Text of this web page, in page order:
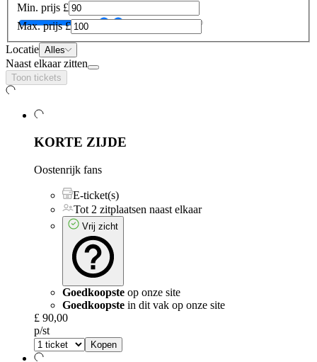
Min. prijs £
Max. prijs £
Locatie Alles
Naast elkaar zitten
Toon tickets
KORTE ZIJDE
Oostenrijk fans
E-ticket(s)
Tot 2 zitplaatsen naast elkaar
Vrij zicht
Goedkoopste op onze site
Goedkoopste in dit vak op onze site
£ 90,00
p/st
Kopen